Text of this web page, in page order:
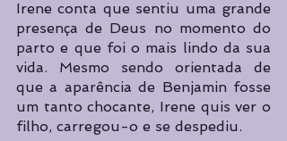
Irene conta que sentiu uma grande
presença de Deus no momento do
parto e que foi o mais lindo da sua
vida. Mesmo sendo orientada de
que a aparência de Benjamin fosse
um tanto chocante, Irene quis ver o
filho, carregou-o e se despediu.